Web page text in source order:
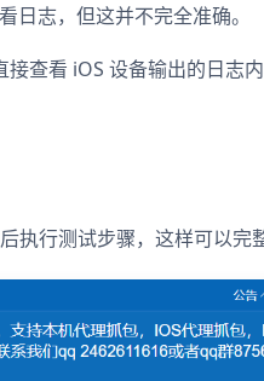
志，但这并不完全准确。
查看 iOS 设备输出的日志内
行测试步骤，这样可以完